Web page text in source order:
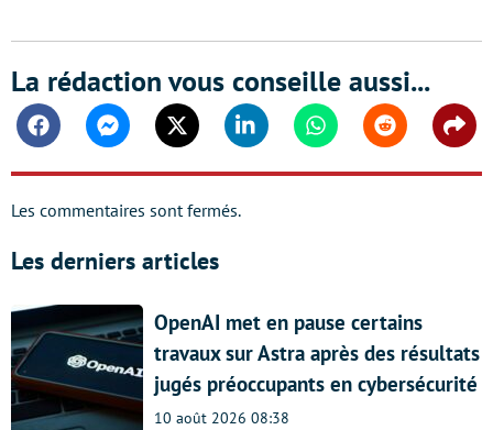
La rédaction vous conseille aussi...
FacebookMessengerTwitter Linkedin WhatsappReddit
Les commentaires sont fermés.
Les derniers articles
OpenAI met en pause certains
travaux sur Astra après des résultats
jugés préoccupants en cybersécurité
10 août 2026 08:38